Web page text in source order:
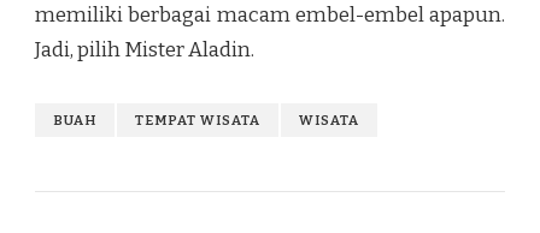
memiliki berbagai macam embel-embel apapun.
Jadi, pilih Mister Aladin.
BUAH TEMPAT WISATA WISATA